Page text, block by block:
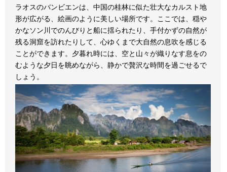
ラオスのバンビエンは、中国の桂林に似た壮大なカルスト地
形が広がる、絵画のように美しい場所です。ここでは、穏や
かなソン川でのんびりと船に揺られたり、手付かずの自然が
残る洞窟を訪れたりして、心ゆくまで大自然の息吹を感じる
ことができます。夕暮れ時には、空と山々が織りなす息をの
むような夕日を眺めながら、静かで贅沢な時間を過ごせるで
しょう。